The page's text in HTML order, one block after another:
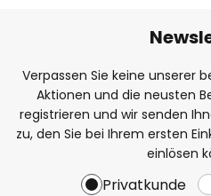
Verpassen Sie keine unserer
Aktionen und die neusten
registrieren und wir senden
zu, den Sie bei Ihrem ersten
einlösen
Privatkunde